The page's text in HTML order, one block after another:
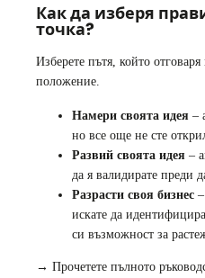
Как да изберя
точка?
Изберете пътя, който
положение.
Намери своята идея –
но все още не сте
Развий своята идея –
да я валидирате преди
Разрасти своя бизнес
искате да
си възможност за
→ Прочетете пълното